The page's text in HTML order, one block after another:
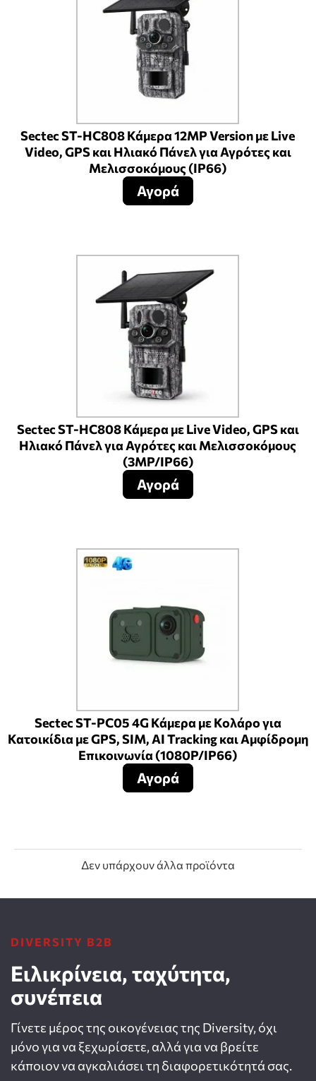
Sectec ST-HC808 Κάμερα 12MP Version με Live
Video, GPS και Ηλιακό Πάνελ για Αγρότες και
Μελισσοκόμους (IP66)
Αγορά
Sectec ST-HC808 Κάμερα με Live Video, GPS και
Ηλιακό Πάνελ για Αγρότες και Μελισσοκόμους
(3MP/IP66)
Αγορά
Sectec ST-PC05 4G Κάμερα με Κολάρο για
Κατοικίδια με GPS, SIM, AI Tracking και Αμφίδρομη
Επικοινωνία (1080P/IP66)
Αγορά
Δεν υπάρχουν άλλα προϊόντα
DIVERSITY B2B
Ειλικρίνεια, ταχύτητα,
συνέπεια
Γίνετε μέρος της οικογένειας της Diversity, όχι
μόνο για να ξεχωρίσετε, αλλά για να βρείτε
κάποιον να αγκαλιάσει τη διαφορετικότητά σας.